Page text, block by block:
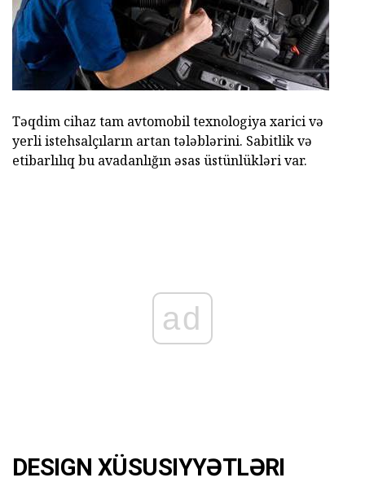
Təqdim cihaz tam avtomobil texnologiya xarici və
yerli istehsalçıların artan tələblərini. Sabitlik və
etibarlılıq bu avadanlığın əsas üstünlükləri var.
ad
DESIGN XÜSUSIYYƏTLƏRI